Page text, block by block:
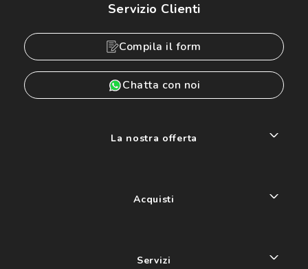
Servizio Clienti
Compila il form
Chatta con noi
La nostra offerta
Acquisti
Servizi